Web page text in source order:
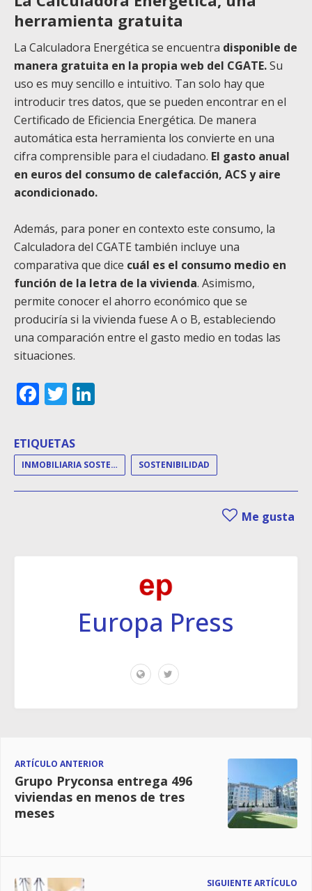
herramienta gratuita
La Calculadora Energética se encuentra disponible de
manera gratuita en la propia web del CGATE.Su
uso es muy sencillo e intuitivo. Tan solo hay que
introducir tres datos, que se pueden encontrar en el
Certificado de Eficiencia Energética. De manera
automática esta herramienta los convierte en una
cifra comprensible para el ciudadano. El gasto anual
en euros del consumo de calefacción, ACS y aire
acondicionado.
Además, para poner en contexto este consumo, la
Calculadora del CGATE también incluye una
comparativa que dice cuál es el consumo medio en
función de la letra de la vivienda. Asimismo,
permite conocer el ahorro económico que se
produciría si la vivienda fuese A o B, estableciendo
una comparación entre el gasto medio en todas las
situaciones.
Facebook
Twitter
ETIQUETAS
INMOBILIARIA SOSTENIBLE SOSTENIBILIDAD
Me gusta
Europa Press
ARTÍCULO ANTERIOR
Grupo Pryconsa entrega 496
viviendas en menos de tres
meses
SIGUIENTE ARTÍCULO